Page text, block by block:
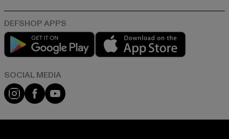
Play market
Instagram
FacebookYouTube